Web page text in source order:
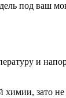
под ваш
и
зато не